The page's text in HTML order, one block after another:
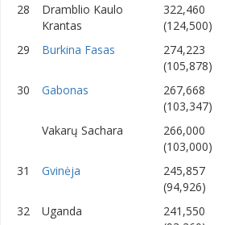
28
Dramblio Kaulo
Krantas
322,460
(124,500)
29 Burkina Fasas
274,223
(105,878)
30 Gabonas
267,668
(103,347)
Vakarų Sachara
266,000
(103,000)
31 Gvinėja
245,857
(94,926)
32 Uganda
241,550